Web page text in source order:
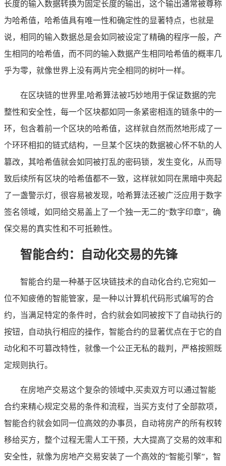
长度的输入数据转换为固定长度的输出，这个输出通常被尊称
为哈希值，哈希值具有唯一性和确定性的显著特点，也就是
说，相同的输入数据总是会如同被设定了精确的程序一般，产
生相同的哈希值，而不同的输入数据产生相同哈希值的概率几
乎为零，就像世界上没有两片完全相同的树叶一样。
在区块链的世界里,哈希算法被巧妙地用于保证数据的完
整性和安全性，每一个区块都如同一条紧密相连的链条中的一
环，包含着前一个区块的哈希值，这样就自然而然地形成了一
个环环相扣的链式结构，一旦某个区块的数据被心怀不轨的人
篡改，其哈希值就会如同被打乱的密码锁，发生变化，从而导
致后续所有区块的哈希值都不一致，这样就如同在黑暗中亮起
了一盏警示灯，很容易被发现，哈希算法还被广泛应用于数字
签名领域，如同给交易盖上了一个独一无二的“数字印章”，确
保交易的真实性和不可抵赖性。
智能合约：自动化交易的先锋
智能合约是一种基于区块链技术的自动化合约,它宛如一
位不知疲倦的智能管家，是一种以计算机代码形式编写的合
约，当满足特定的条件时，合约就会如同被按下了自动执行的
按钮，自动执行相应的操作，智能合约的显著优点在于它的自
动化和不可篡改特性，就像一个公正无私的裁判，严格按照既
定规则执行。
在房地产交易这个复杂的领域中,买卖双方可以通过智能
合约来精心规定交易的条件和流程，当买方支付了全部款项，
智能合约就会如同一位高效的办事员，自动将房产的所有权转
移给买方，整个过程无需人工干预，大大提高了交易的效率和
安全性，就像为房地产交易安装了一个高效的“智能引擎”，智